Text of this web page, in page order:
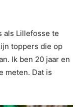
als Lillefosse te
toppers die op
Ik ben 20 jaar en
meten. Dat is